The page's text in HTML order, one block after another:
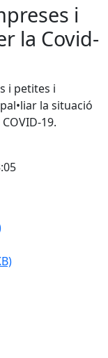
i
la Covid-
i petites i
la situació
19.